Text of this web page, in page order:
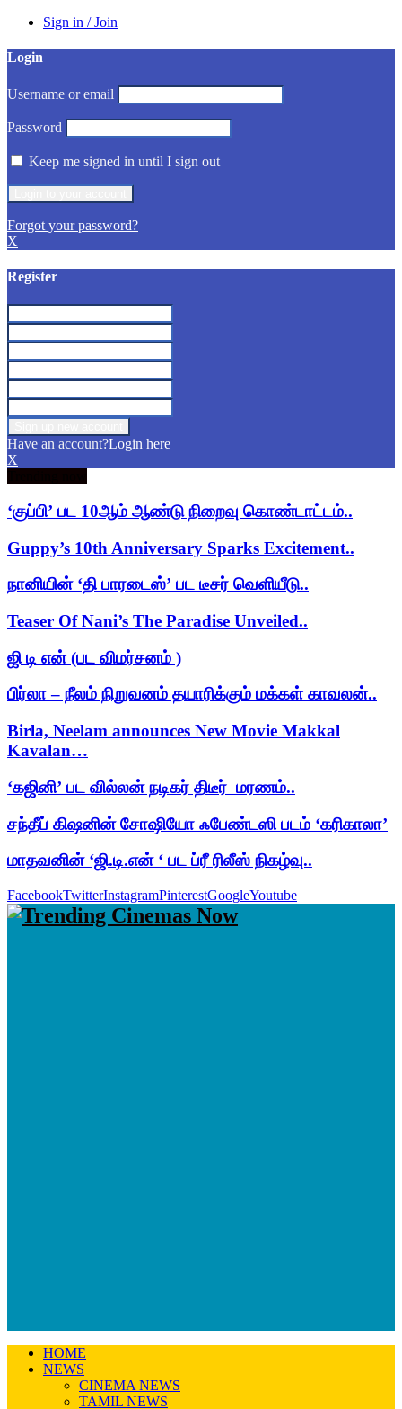
Sign in / Join
Login
Username or email
Password
Keep me signed in until I sign out
Forgot your password?
X
Register
Have an account?Login here
X
‘குப்பி’ பட 10ஆம் ஆண்டு நிறைவு கொண்டாட்டம்..
Guppy’s 10th Anniversary Sparks Excitement..
நானியின் ‘தி பாரடைஸ்’ பட டீசர் வெளியீடு..
Teaser Of Nani’s The Paradise Unveiled..
ஜி டி என் (பட விமர்சனம் )
பிர்லா – நீலம் நிறுவனம் தயாரிக்கும் மக்கள் காவலன்..
Birla, Neelam announces New Movie Makkal
Kavalan…
‘கஜினி’ பட வில்லன் நடிகர் திடீர் மரணம்..
சந்தீப் கிஷனின் சோஷியோ ஃபேண்டஸி படம் ‘கரிகாலா’
மாதவனின் ‘ஜி.டி.என் ‘ பட ப்ரீ ரிலீஸ் நிகழ்வு..
FacebookTwitterInstagramPinterestGoogleYoutube
HOME
NEWS
CINEMA NEWS
TAMIL NEWS